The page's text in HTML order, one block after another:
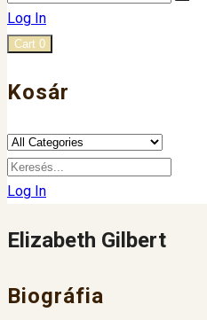
Log In
Cart 0
Kosár
Log In
Elizabeth Gilbert
Biográfia